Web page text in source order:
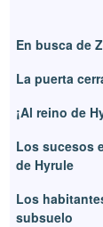
En busca de
La puerta
¡Al reino de
Los sucesos
de Hyrule
Los
subsuelo